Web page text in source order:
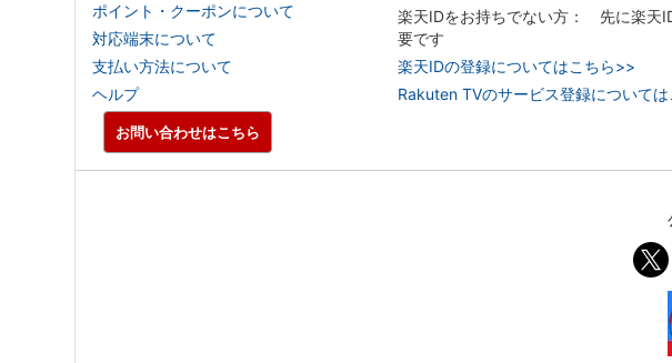
ポイント・クーポンについて
対応端末について
支払い方法について
ヘルプ
楽天IDをお持ちでない方： 先に楽天
要です
楽天IDの登録についてはこちら>>
Rakuten TVのサービス登録について
お問い合わせはこちら